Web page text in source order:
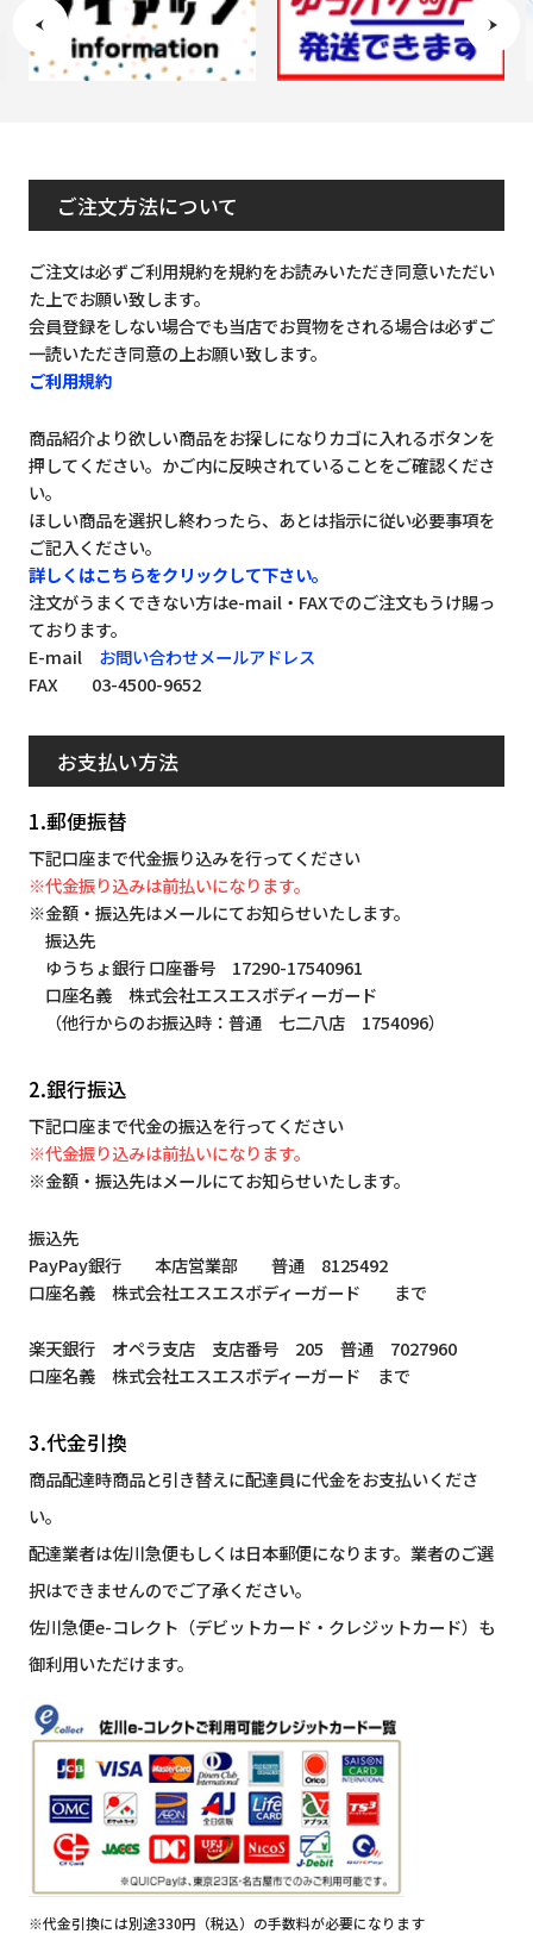
ご注文方法について
ご注文は必ずご利用規約を規約をお読みいただき同意いただい
た上でお願い致します。
会員登録をしない場合でも当店でお買物をされる場合は必ずご
一読いただき同意の上お願い致します。
ご利用規約
商品紹介より欲しい商品をお探しになりカゴに入れるボタンを
押してください。かご内に反映されていることをご確認くださ
い。
ほしい商品を選択し終わったら、あとは指示に従い必要事項を
ご記入ください。
詳しくはこちらをクリックして下さい。
注文がうまくできない方はe-mail・FAXでのご注文もうけ賜っ
ております。
E-mail お問い合わせメールアドレス
FAX 03-4500-9652
お支払い方法
1.郵便振替
下記口座まで代金振り込みを行ってください
※代金振り込みは前払いになります。
※金額・振込先はメールにてお知らせいたします。
振込先
ゆうちょ銀行 口座番号 17290-17540961
口座名義 株式会社エスエスボディーガード
（他行からのお振込時：普通 七二八店 1754096）
2.銀行振込
下記口座まで代金の振込を行ってください
※代金振り込みは前払いになります。
※金額・振込先はメールにてお知らせいたします。
振込先
PayPay銀行 本店営業部 普通 8125492
口座名義 株式会社エスエスボディーガード まで
楽天銀行 オペラ支店 支店番号 205 普通 7027960
口座名義 株式会社エスエスボディーガード まで
3.代金引換
商品配達時商品と引き替えに配達員に代金をお支払いくださ
い。
配達業者は佐川急便もしくは日本郵便になります。業者のご選
択はできませんのでご了承ください。
佐川急便e-コレクト（デビットカード・クレジットカード）も
御利用いただけます。
※代金引換には別途330円（税込）の手数料が必要になります